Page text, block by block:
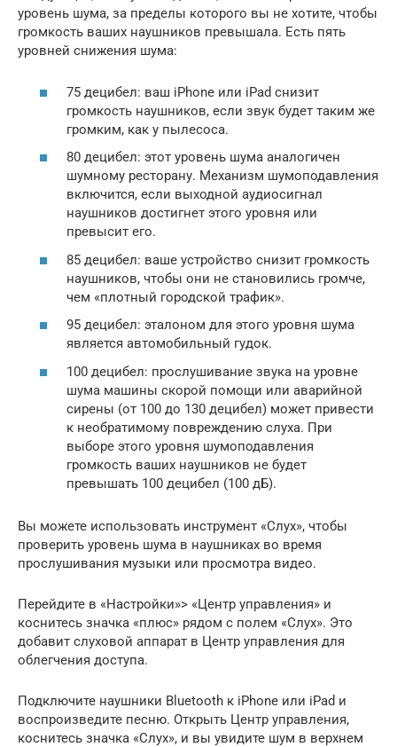
уровень шума, за пределы которого вы не хотите, чтобы
громкость ваших наушников превышала. Есть пять
уровней снижения шума:
75 децибел: ваш iPhone или iPad снизит
громкость наушников, если звук будет таким же
громким, как у пылесоса.
80 децибел: этот уровень шума аналогичен
шумному ресторану. Механизм шумоподавления
включится, если выходной аудиосигнал
наушников достигнет этого уровня или
превысит его.
85 децибел: ваше устройство снизит громкость
наушников, чтобы они не становились громче,
чем «плотный городской трафик».
95 децибел: эталоном для этого уровня шума
является автомобильный гудок.
100 децибел: прослушивание звука на уровне
шума машины скорой помощи или аварийной
сирены (от 100 до 130 децибел) может привести
к необратимому повреждению слуха. При
выборе этого уровня шумоподавления
громкость ваших наушников не будет
превышать 100 децибел (100 дБ).
Вы можете использовать инструмент «Слух», чтобы
проверить уровень шума в наушниках во время
прослушивания музыки или просмотра видео.
Перейдите в «Настройки»> «Центр управления» и
коснитесь значка «плюс» рядом с полем «Слух». Это
добавит слуховой аппарат в Центр управления для
облегчения доступа.
Подключите наушники Bluetooth к iPhone или iPad и
воспроизведите песню. Открыть Центр управления,
коснитесь значка «Слух», и вы увидите шум в верхнем